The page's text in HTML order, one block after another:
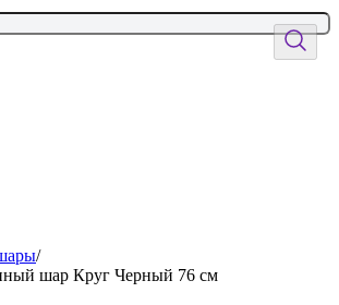
/
шар Круг Черный 76 см